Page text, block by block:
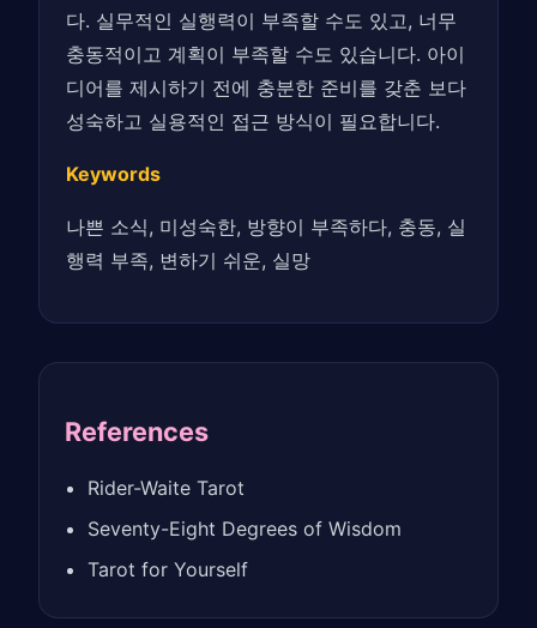
다. 실무적인 실행력이 부족할 수도 있고, 너무
충동적이고 계획이 부족할 수도 있습니다. 아이
디어를 제시하기 전에 충분한 준비를 갖춘 보다
성숙하고 실용적인 접근 방식이 필요합니다.
Keywords
나쁜 소식, 미성숙한, 방향이 부족하다, 충동, 실
행력 부족, 변하기 쉬운, 실망
References
Rider-Waite Tarot
Seventy-Eight Degrees of Wisdom
Tarot for Yourself